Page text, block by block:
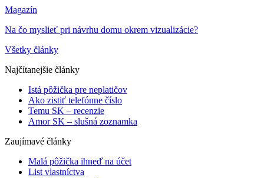
Magazín
Na čo myslieť pri návrhu domu okrem vizualizácie?
Všetky články
Najčítanejšie články
Istá pôžička pre neplatičov
Ako zistiť telefónne číslo
Temu SK – recenzie
Amor SK – slušná zoznamka
Zaujímavé články
Malá pôžička ihneď na účet
List vlastníctva